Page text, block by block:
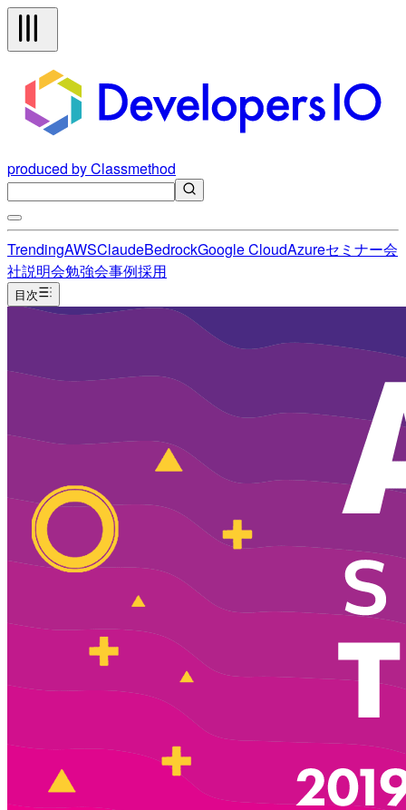
produced by Classmethod
TrendingAWSClaudeBedrockGoogle CloudAzureセミナー会
社説明会勉強会事例採用
目次